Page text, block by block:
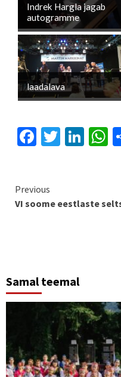
Indrek Hargla jagab
autogramme
laadalava
Facebook
Continue
Reading
Previous
VI soome eestlaste
Samal teemal